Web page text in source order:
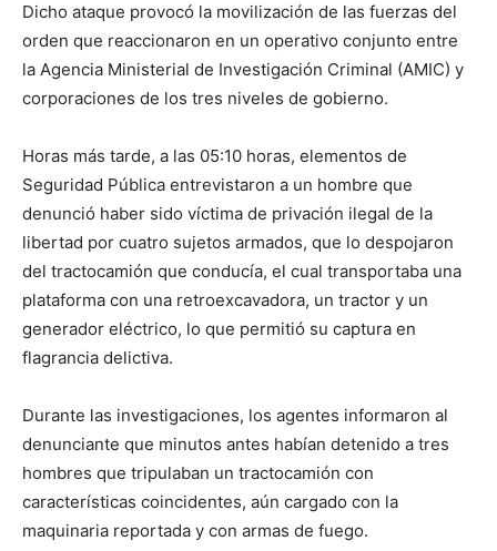
Dicho ataque provocó la movilización de las fuerzas del
orden que reaccionaron en un operativo conjunto entre
la Agencia Ministerial de Investigación Criminal (AMIC) y
corporaciones de los tres niveles de gobierno.
Horas más tarde, a las 05:10 horas, elementos de
Seguridad Pública entrevistaron a un hombre que
denunció haber sido víctima de privación ilegal de la
libertad por cuatro sujetos armados, que lo despojaron
del tractocamión que conducía, el cual transportaba una
plataforma con una retroexcavadora, un tractor y un
generador eléctrico, lo que permitió su captura en
flagrancia delictiva.
Durante las investigaciones, los agentes informaron al
denunciante que minutos antes habían detenido a tres
hombres que tripulaban un tractocamión con
características coincidentes, aún cargado con la
maquinaria reportada y con armas de fuego.